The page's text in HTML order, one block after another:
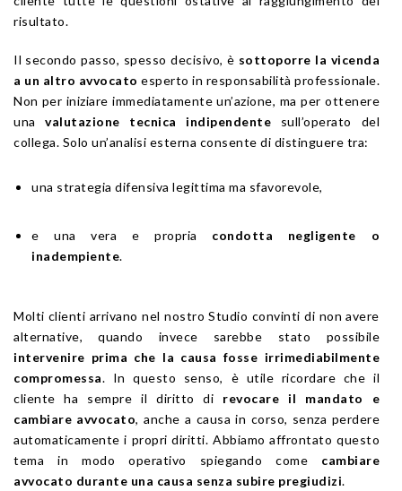
risultato.
Il secondo passo, spesso decisivo, è sottoporre la vicenda
a un altro avvocato esperto in responsabilità professionale.
Non per iniziare immediatamente un’azione, ma per ottenere
unavalutazione tecnica indipendente sull’operato del
collega. Solo un’analisi esterna consente di distinguere tra:
una strategia difensiva legittima ma sfavorevole,
e una vera e propria condotta negligente o
inadempiente.
Molti clienti arrivano nel nostro Studio convinti di non avere
alternative, quando invece sarebbe stato possibile
intervenire prima che la causa fosse irrimediabilmente
compromessa. In questo senso, è utile ricordare che il
cliente ha sempre il diritto di revocare il mandato e
cambiare avvocato, anche a causa in corso, senza perdere
automaticamente i propri diritti. Abbiamo affrontato questo
tema in modo operativo spiegando come cambiare
avvocato durante una causa senza subire pregiudizi.